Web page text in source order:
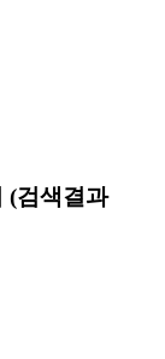
(검색결과